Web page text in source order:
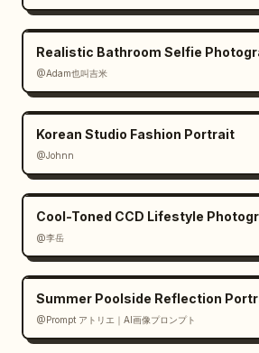
後方配置だがモブサイズにしてはなら
構図上の重心は参照画像キャラクター
参照画像のキャラクターは アニメキ
であること。
実写化しないこと。
学友に付き合わされている。
踊る気はあまりない。
Realistic Bathroom Selfie
@Adam也叫吉米
Korean Studio Fashion Portrait
@Johnn
Cool-Toned CCD Lifestyle
@李岳
Summer Poolside Reflection
@Prompt アトリエ｜AI画像プロンプト